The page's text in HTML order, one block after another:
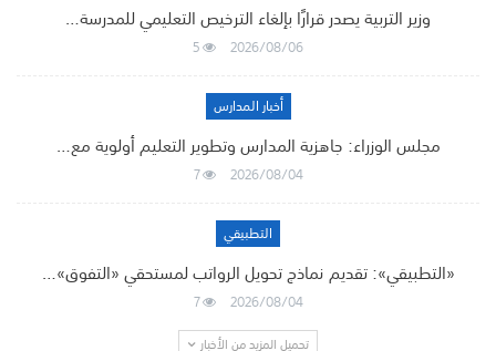
وزير التربية يصدر قرارًا بإلغاء الترخيص التعليمي للمدرسة…
2026/08/06
5
أخبار المدارس
مجلس الوزراء: جاهزية المدارس وتطوير التعليم أولوية مع…
2026/08/04
7
التطبيقي
«التطبيقي»: تقديم نماذج تحويل الرواتب لمستحقي «التفوق»…
2026/08/04
7
تحميل المزيد من الأخبار